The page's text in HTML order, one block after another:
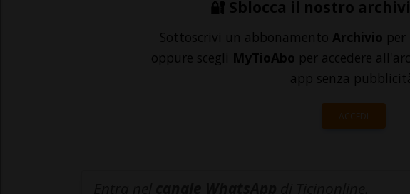
🔐 Sblocca il nostro
Sottoscrivi un abbonamento Archivio per
oppure scegli MyTioAbo per accedere
app senza
ACCEDI